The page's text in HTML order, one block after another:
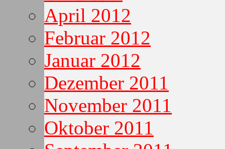
April 2012
Februar 2012
Januar 2012
Dezember 2011
November 2011
Oktober 2011